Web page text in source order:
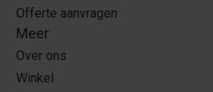
Offerte aanvragen
Meer
Over ons
Winkel